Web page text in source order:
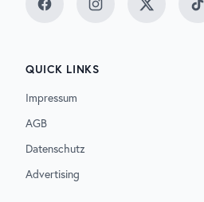
FacebookInstagramTwitter
QUICK LINKS
Impressum
AGB
Datenschutz
Advertising